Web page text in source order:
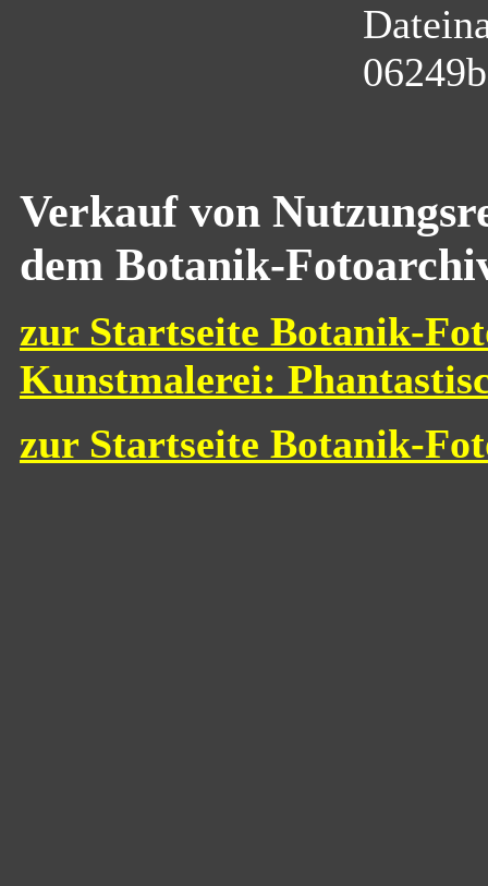
Verkauf von
dem Botanik-
zur Startseite Botanik-
Kunstmalerei:
zur Startseite Botanik-